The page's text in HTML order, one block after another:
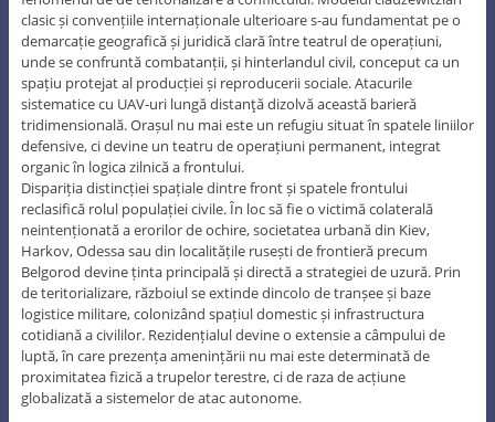
clasic și convențiile internaționale ulterioare s-au fundamentat pe o
demarcație geografică și juridică clară între teatrul de operațiuni,
unde se confruntă combatanții, și hinterlandul civil, conceput ca un
spațiu protejat al producției și reproducerii sociale. Atacurile
sistematice cu UAV-uri lungă distanţă dizolvă această barieră
tridimensională. Orașul nu mai este un refugiu situat în spatele liniilor
defensive, ci devine un teatru de operațiuni permanent, integrat
organic în logica zilnică a frontului.
Dispariția distincției spațiale dintre front și spatele frontului
reclasifică rolul populației civile. În loc să fie o victimă colaterală
neintenționată a erorilor de ochire, societatea urbană din Kiev,
Harkov, Odessa sau din localitățile rusești de frontieră precum
Belgorod devine ținta principală și directă a strategiei de uzură. Prin
de teritorializare, războiul se extinde dincolo de tranșee și baze
logistice militare, colonizând spațiul domestic și infrastructura
cotidiană a civililor. Rezidențialul devine o extensie a câmpului de
luptă, în care prezența amenințării nu mai este determinată de
proximitatea fizică a trupelor terestre, ci de raza de acțiune
globalizată a sistemelor de atac autonome.